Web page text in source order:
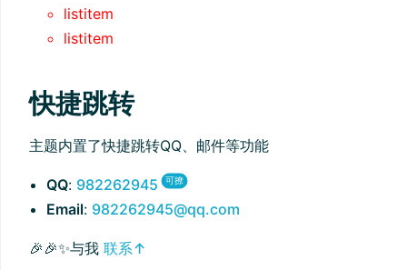
listitem
listitem
快捷跳转
主题内置了快捷跳转QQ、邮件等功能
QQ: 982262945
Email: 982262945@qq.com
🎉🎉✨与我 联系↑